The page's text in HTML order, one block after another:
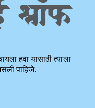
हवा यासाठी त्याला
पाहिजे.